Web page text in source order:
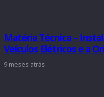
Matéria Técnica –
Veículos Elétricos e a
9 meses atrás